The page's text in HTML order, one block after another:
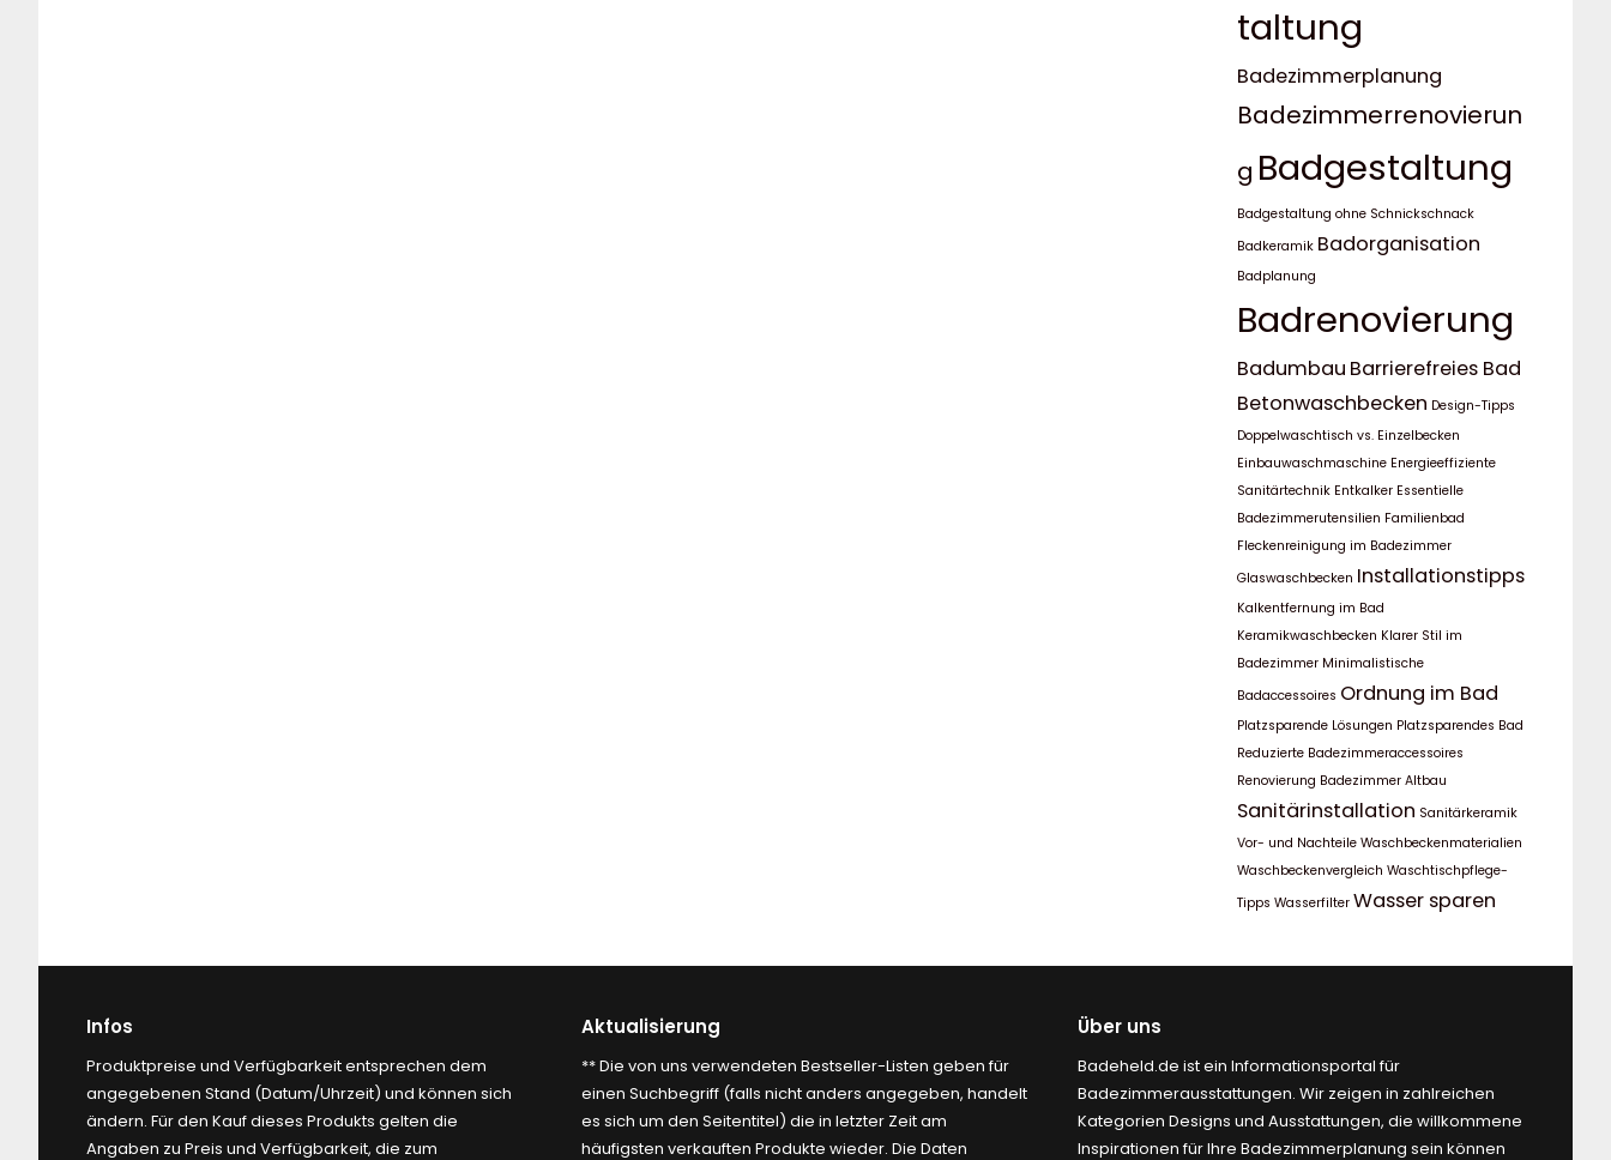
taltung
Badezimmerplanung
Badezimmerrenovierun
g Badgestaltung
Badgestaltung ohne Schnickschnack
Badkeramik Badorganisation
Badplanung
Badrenovierung
Badumbau Barrierefreies Bad
Betonwaschbecken Design-Tipps
Doppelwaschtisch vs. Einzelbecken
Einbauwaschmaschine Energieeffiziente
Sanitärtechnik Entkalker Essentielle
Badezimmerutensilien Familienbad
Fleckenreinigung im Badezimmer
Glaswaschbecken Installationstipps
Kalkentfernung im Bad
Keramikwaschbecken Klarer Stil im
Badezimmer Minimalistische
Badaccessoires Ordnung im Bad
Platzsparende Lösungen Platzsparendes Bad
Reduzierte Badezimmeraccessoires
Renovierung Badezimmer Altbau
Sanitärinstallation Sanitärkeramik
Vor- und Nachteile Waschbeckenmaterialien
Waschbeckenvergleich Waschtischpflege-
Tipps Wasserfilter Wasser sparen
Infos
Produktpreise und Verfügbarkeit entsprechen dem
angegebenen Stand (Datum/Uhrzeit) und können sich
ändern. Für den Kauf dieses Produkts gelten die
Angaben zu Preis und Verfügbarkeit, die zum
Aktualisierung
** Die von uns verwendeten Bestseller-Listen geben für
einen Suchbegriff (falls nicht anders angegeben, handelt
es sich um den Seitentitel) die in letzter Zeit am
häufigsten verkauften Produkte wieder. Die Daten
Über uns
Badeheld.de ist ein Informationsportal für
Badezimmerausstattungen. Wir zeigen in zahlreichen
Kategorien Designs und Ausstattungen, die willkommene
Inspirationen für Ihre Badezimmerplanung sein können